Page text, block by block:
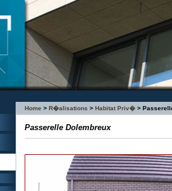
Home > R�alisations > Habitat Priv� >
Passerelle Dolembreux